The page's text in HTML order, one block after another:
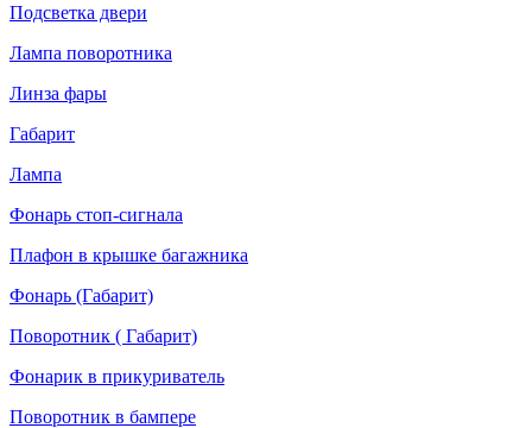
Подсветка двери
Лампа поворотника
Линза фары
Габарит
Лампа
Фонарь стоп-сигнала
Плафон в крышке багажника
Фонарь (Габарит)
Поворотник ( Габарит)
Фонарик в прикуриватель
Поворотник в бампере